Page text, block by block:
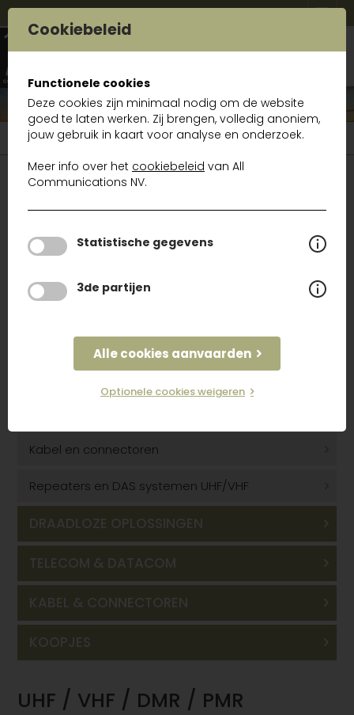
Cookiebeleid
Functionele cookies
Deze cookies zijn minimaal nodig om de website
goed te laten werken. Zij brengen, volledig anoniem,
jouw gebruik in kaart voor analyse en onderzoek.
Meer info over het cookiebeleid van All
Communications NV.
Statistische gegevens
3de partijen
Alle cookies aanvaarden
Optionele cookies weigeren
Gamma Radiocom UHF / VHF / DMR / PMR
RADIOCOM
UHF / VHF / DMR / PMR
Astrid Solutions
Kabel en connectoren
Repeaters en DAS systemen UHF/VHF
DRAADLOZE OPLOSSINGEN
TELECOM & DATACOM
KABEL & CONNECTOREN
KOOPJES
UHF / VHF / DMR / PMR